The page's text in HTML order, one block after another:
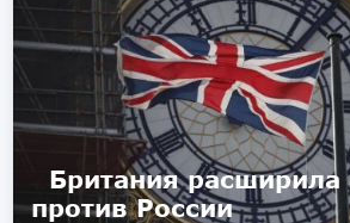
Британия расширила
против России